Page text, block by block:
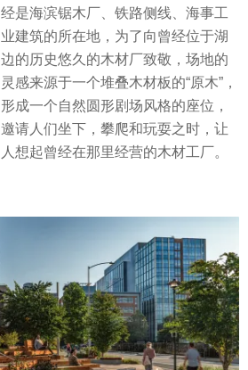
经是海滨锯木厂、铁路侧线、海事工
业建筑的所在地，为了向曾经位于湖
边的历史悠久的木材厂致敬，场地的
灵感来源于一个堆叠木材板的“原木”，
形成一个自然圆形剧场风格的座位，
邀请人们坐下，攀爬和玩耍之时，让
人想起曾经在那里经营的木材工厂。